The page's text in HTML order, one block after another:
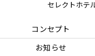
セレクトホテ
コンセプト
お知らせ